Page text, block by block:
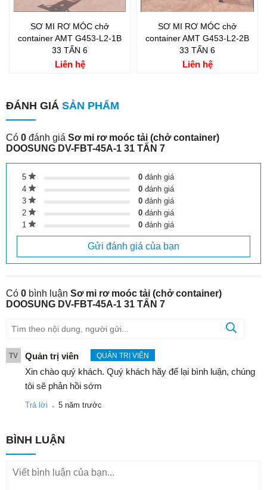
SƠ MI RƠ MÓC chở
container AMT G453-L2-1B
33 TẤN 6
Liên hệ
SƠ MI RƠ MÓC chở
container AMT G453-L2-2B
33 TẤN 6
Liên hệ
ĐÁNH GIÁ SẢN PHẨM
Có 0 đánh giá Sơ mi rơ moóc tải (chở container)
DOOSUNG DV-FBT-45A-1 31 TẤN 7
5 0 đánh giá
4
0 đánh giá
3
0 đánh giá
2
0 đánh giá
1
0 đánh giá
Gửi đánh giá của bạn
Có 0 bình luận Sơ mi rơ moóc tải (chở container)
DOOSUNG DV-FBT-45A-1 31 TẤN 7
TV Quản trị viên QUẢN TRỊ VIÊN
Xin chào quý khách. Quý khách hãy để lại bình luận, chúng
tôi sẽ phản hồi sớm
Trả lời . 5 năm trước
BÌNH LUẬN